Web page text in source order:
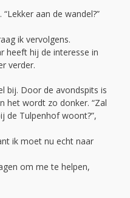
aan de wandel?”
ik vervolgens.
heeft hij de interesse in
verder.
bij. Door de avondspits is
het wordt zo donker. “Zal
de Tulpenhof woont?”,
ik moet nu echt naar
om me te helpen,